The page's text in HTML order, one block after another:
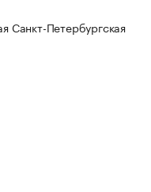
Санкт-Петербургская